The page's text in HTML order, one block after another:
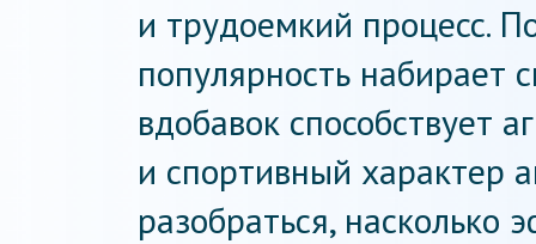
и трудоемкий процесс.
популярность набирает
вдобавок способствует
и спортивный характер
разобраться, насколько